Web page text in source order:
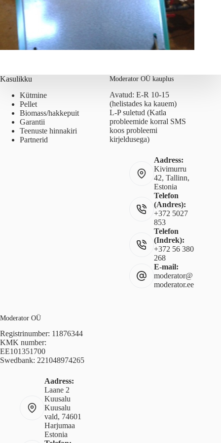
Kasulikku
Kütmine
Pellet
Biomass/hakkepuit
Garantii
Teenuste hinnakiri
Partnerid
Moderator OÜ kauplus
Avatud: E-R 10-15
(helistades ka kauem)
L-P suletud (Katla
probleemide korral SMS
koos probleemi
kirjeldusega)
Aadress:
Kivimurru
42, Tallinn,
Estonia
Telefon
(Andres):
+372 5027
853
Telefon
(Indrek):
+372 56 380
268
E-mail:
moderator@
moderator.ee
Moderator OÜ
Registrinumber: 11876344
KMK number:
EE101351700
Swedbank: 221048974265
Aadress:
Laane 2
Kuusalu
Kuusalu
vald, 74601
Harjumaa
Estonia